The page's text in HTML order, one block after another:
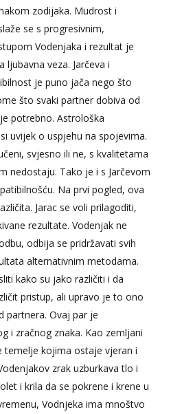
zodijaka. Mudrost i
se s progresivnim,
Vodenjaka i rezultat je
ljubavna veza. Jarčeva i
je puno jača nego što
što svaki partner dobiva od
potrebno. Astrološka
uvijek o uspjehu na spojevima.
svjesno ili ne, s kvalitetama
nedostaju. Tako je i s Jarčevom
Na prvi pogled, ova
Jarac se voli prilagoditi,
rezultate. Vodenjak ne
odbija se pridržavati svih
alternativnim metodama.
kako su jako različiti i da
pristup, ali upravo je to ono
partnera. Ovaj par je
i zračnog znaka. Kao zemljani
temelje kojima ostaje vjeran i
zrak uzburkava tlo i
i krila da se pokrene i krene u
Vodnjeka ima mnoštvo